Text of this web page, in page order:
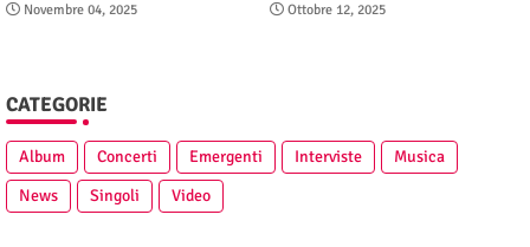
Novembre 04, 2025 Ottobre 12, 2025
CATEGORIE
Album Concerti Emergenti Interviste
Musica
News
Singoli Video